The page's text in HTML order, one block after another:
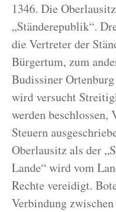
1346. Die
„Ständerepublik“.
die Vertreter der
Bürgertum, zum
Budissiner
wird versucht
werden beschlossen,
Steuern
Oberlausitz als der
Lande“ wird vom
Rechte vereidigt.
Verbindung